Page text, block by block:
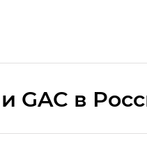
GAC в